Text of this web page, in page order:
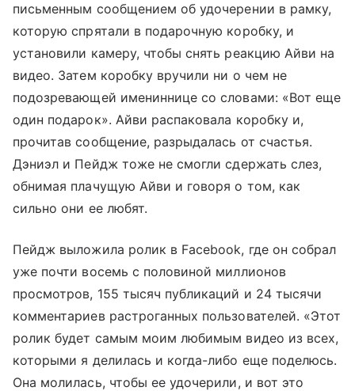
письменным сообщением об удочерении в рамку,
которую спрятали в подарочную коробку, и
установили камеру, чтобы снять реакцию Айви на
видео. Затем коробку вручили ни о чем не
подозревающей имениннице со словами: «Вот еще
один подарок». Айви распаковала коробку и,
прочитав сообщение, разрыдалась от счастья.
Дэниэл и Пейдж тоже не смогли сдержать слез,
обнимая плачущую Айви и говоря о том, как
сильно они ее любят.
Пейдж выложила ролик в Facebook, где он собрал
уже почти восемь с половиной миллионов
просмотров, 155 тысяч публикаций и 24 тысячи
комментариев растроганных пользователей. «Этот
ролик будет самым моим любимым видео из всех,
которыми я делилась и когда-либо еще поделюсь.
Она молилась, чтобы ее удочерили, и вот это